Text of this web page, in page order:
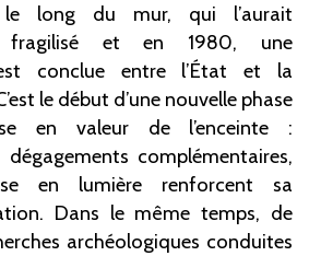
long du mur, qui l’aurait
fragilisé et en 1980, une
conclue entre l’État et la
le début d’une nouvelle phase
en valeur de l’enceinte
:
dégagements complémentaires,
en lumière renforcent sa
Dans le même temps, de
archéologiques conduites